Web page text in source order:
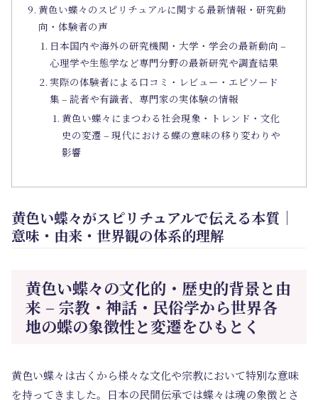
黄色い蝶々のスピリチュアルに関する最新情報・研究動
向・体験者の声
日本国内や海外の研究機関・大学・学会の最新動向 –
心理学や生態学など専門分野の最新研究や調査結果
実際の体験者による口コミ・レビュー・エピソード
集 – 読者や有識者、専門家の実体験の情報
黄色い蝶々にまつわる社会現象・トレンド・文化
史の変遷 – 現代における蝶の意味の移り変わりや
影響
黄色い蝶々がスピリチュアルで伝える本質｜
意味・由来・世界観の体系的理解
黄色い蝶々の文化的・歴史的背景と由
来 – 宗教・神話・民俗学から世界各
地の蝶の象徴性と変遷をひもとく
黄色い蝶々は古くから様々な文化や宗教において特別な意味
を持ってきました。日本の民間伝承では蝶々は魂の象徴とさ